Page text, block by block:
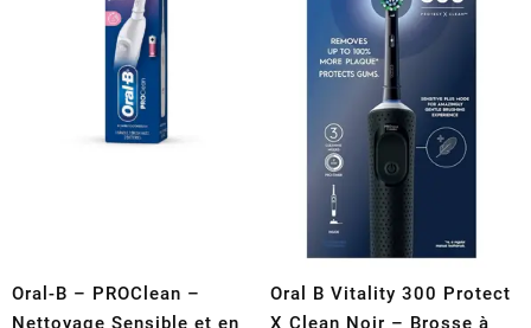
Oral-B – PROClean –
Nettoyage Sensible et en
Oral B Vitality 300 Protect
X Clean Noir – Brosse à